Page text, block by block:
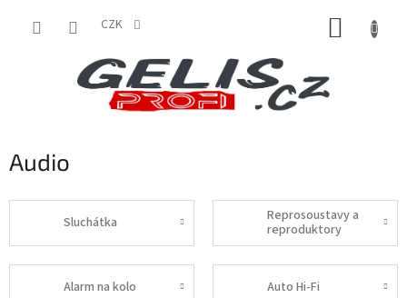
CZK
Audio
Sluchátka
Reprosoustavy a
reproduktory
Alarm na kolo Auto Hi-Fi